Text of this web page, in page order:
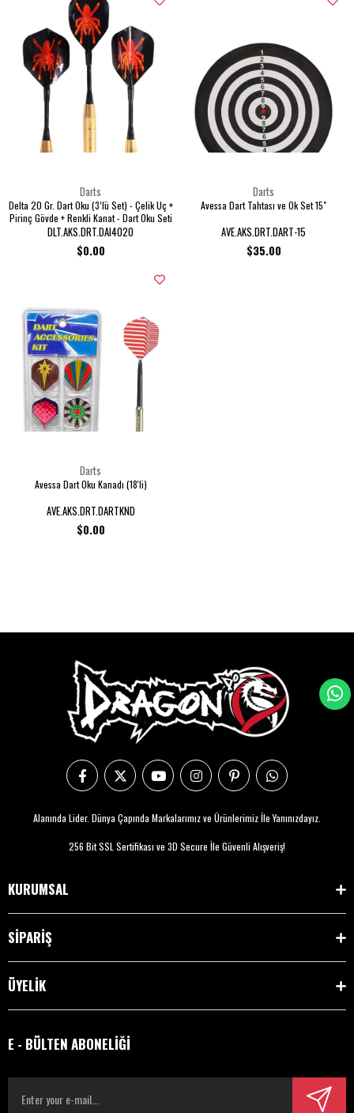
Darts
Delta 20 Gr. Dart Oku (3’lü Set) - Çelik Uç +
Pirinç Gövde + Renkli Kanat - Dart Oku Seti
DLT.AKS.DRT.DAI4020
$0.00
Darts
Avessa Dart Tahtası ve Ok Set 15"
AVE.AKS.DRT.DART-15
$35.00
Darts
Avessa Dart Oku Kanadı (18'li)
AVE.AKS.DRT.DARTKND
$0.00
Alanında Lider. Dünya Çapında Markalarımız ve Ürünlerimiz İle Yanınızdayız.
256 Bit SSL Sertifikası ve 3D Secure İle Güvenli Alışveriş!
KURUMSAL
SİPARİŞ
ÜYELİK
E - BÜLTEN ABONELİĞİ